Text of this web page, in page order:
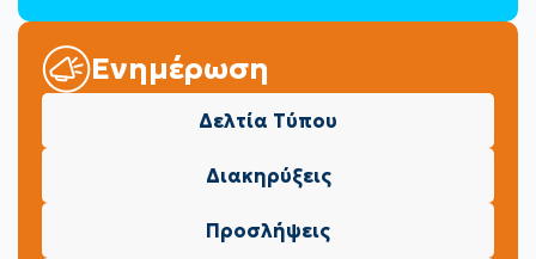
Ενημέρωση
Δελτία Τύπου
Διακηρύξεις
Προσλήψεις